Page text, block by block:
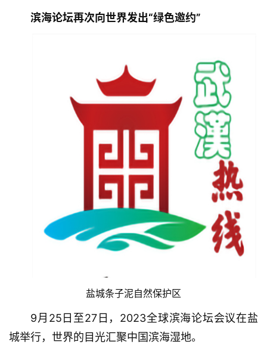
滨海论坛再次向世界发出“绿色邀约”
盐城条子泥自然保护区
9月25日至27日，2023全球滨海论坛会议在盐
城举行，世界的目光汇聚中国滨海湿地。